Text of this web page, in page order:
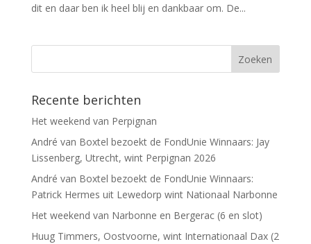
dit en daar ben ik heel blij en dankbaar om. De...
Recente berichten
Het weekend van Perpignan
André van Boxtel bezoekt de FondUnie Winnaars: Jay
Lissenberg, Utrecht, wint Perpignan 2026
André van Boxtel bezoekt de FondUnie Winnaars:
Patrick Hermes uit Lewedorp wint Nationaal Narbonne
Het weekend van Narbonne en Bergerac (6 en slot)
Huug Timmers, Oostvoorne, wint Internationaal Dax (2